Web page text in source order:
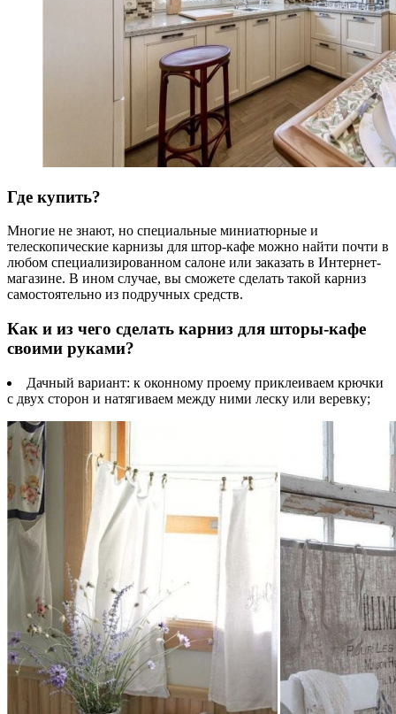
Где купить?
Многие не знают, но специальные миниатюрные и
телескопические карнизы для штор-кафе можно найти почти в
любом специализированном салоне или заказать в Интернет-
магазине. В ином случае, вы сможете сделать такой карниз
самостоятельно из подручных средств.
Как и из чего сделать карниз для шторы-кафе
своими руками?
Дачный вариант: к оконному проему приклеиваем крючки
с двух сторон и натягиваем между ними леску или веревку;